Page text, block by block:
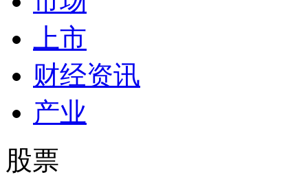
上市
财经资讯
产业
股票